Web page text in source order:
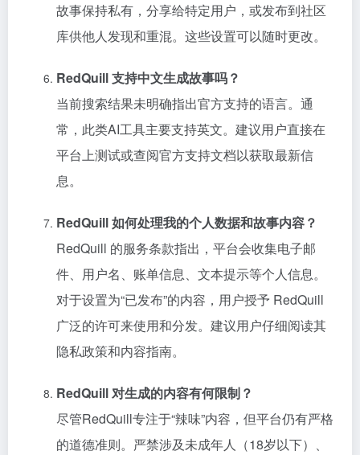
故事保持私有，分享给特定用户，或发布到社区
库供他人发现和重混。这些设置可以随时更改。
RedQuill 支持中文生成故事吗？
当前搜索结果未明确指出官方支持的语言。通
常，此类AI工具主要支持英文。建议用户直接在
平台上测试或查阅官方支持文档以获取最新信
息。
RedQuill 如何处理我的个人数据和故事内容？
RedQuill 的服务条款指出，平台会收集电子邮
件、用户名、账单信息、文本提示等个人信息。
对于设置为“已发布”的内容，用户授予 RedQuill
广泛的许可来使用和分发。建议用户仔细阅读其
隐私政策和内容指南。
RedQuill 对生成的内容有何限制？
尽管RedQuill专注于“辣味”内容，但平台仍有严格
的道德准则。严禁涉及未成年人（18岁以下）、